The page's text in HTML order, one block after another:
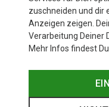
zuschneiden und dir
Anzeigen zeigen.
Verarbeitung Deiner
Mehr Infos findest